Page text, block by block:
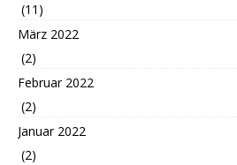
(11)
März 2022
(2)
Februar 2022
(2)
Januar 2022
(2)